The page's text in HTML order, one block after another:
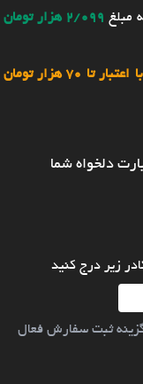
2/099 هزار تومان
هزار تومان
دلخواه شما
زیر درج کنید
گزینه ثبت سفارش فعال